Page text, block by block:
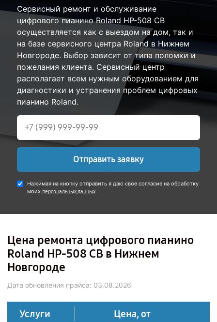
Сервисный ремонт и обслуживание
цифрового пианино Roland HP-508 CB
осуществляется как с выездом на дом, так и
на базе сервисного центра Roland в Нижнем
Новгороде. Выбор зависит от типа поломки и
пожелания клиента. Сервисный центр
располагает всем нужным оборудованием для
диагностики и устранения проблем цифровых
пианино Roland.
Отправить заявку
Нажимая на кнопку отправить я даю свое согласие на обработку
моих персональных данных.
Цена ремонта цифрового пианино
Roland HP-508 CB в Нижнем
Новгороде
Дата обновления прайса: 03.08.2026
Услуги Цена, от